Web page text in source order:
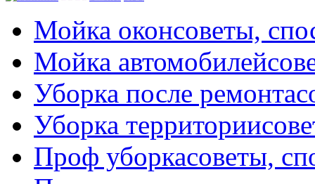
Мойка оконсоветы,
Мойка автомобилей
Уборка после ремонта
Уборка территории
Проф уборкасоветы,